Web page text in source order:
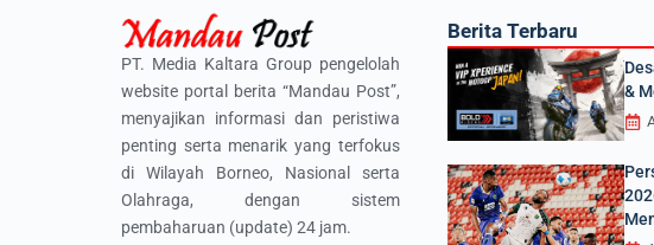
PT. Media Kaltara Group pengelolah
website portal berita “Mandau Post”,
menyajikan informasi dan peristiwa
penting serta menarik yang terfokus
di Wilayah Borneo, Nasional serta
Olahraga, dengan sistem
pembaharuan (update) 24 jam.
Berita Terbaru
&